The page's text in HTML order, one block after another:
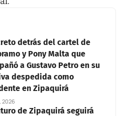
detrás del cartel de
y Pony Malta que
a Gustavo Petro en su
despedida como
en Zipaquirá
2026
de Zipaquirá seguirá